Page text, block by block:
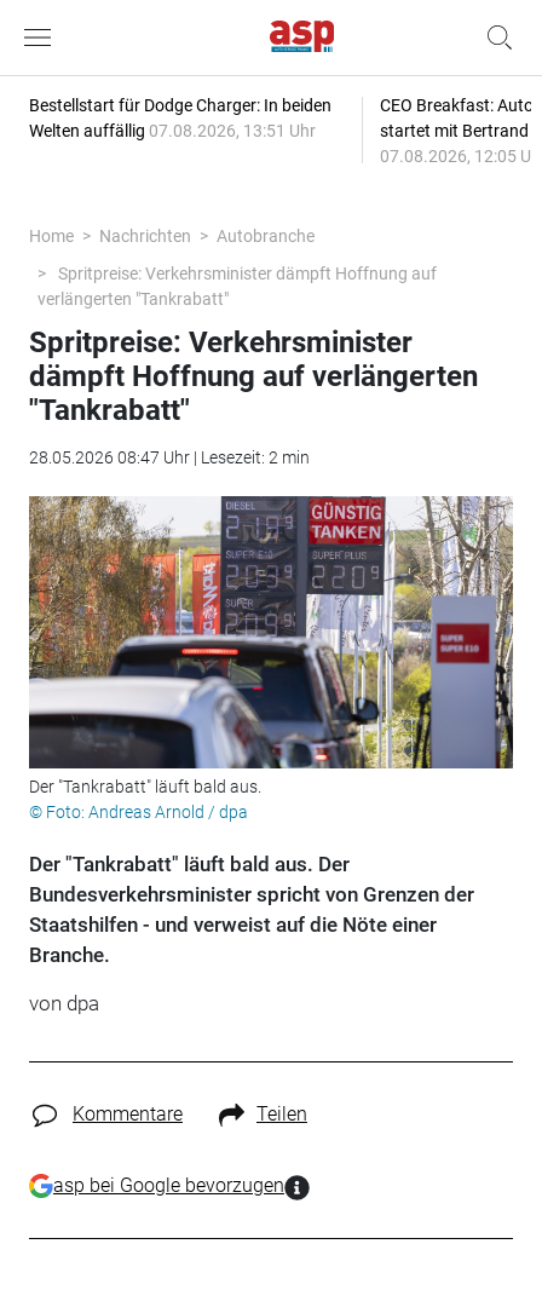
Bestellstart für Dodge Charger: In beiden
Welten auffällig 07.08.2026, 13:51 Uhr
CEO Breakfast:
startet mit Bertrand
07.08.2026, 12:05
Home Nachrichten
Autobranche
Spritpreise: Verkehrsminister dämpft Hoffnung auf
verlängerten "Tankrabatt"
Spritpreise: Verkehrsminister
dämpft Hoffnung auf verlängerten
"Tankrabatt"
28.05.2026 08:47 Uhr | Lesezeit: 2 min
Der "Tankrabatt" läuft bald aus.
© Foto: Andreas Arnold / dpa
Der "Tankrabatt" läuft bald aus. Der
Bundesverkehrsminister spricht von Grenzen der
Staatshilfen - und verweist auf die Nöte einer
Branche.
von dpa
Kommentare Teilen
asp bei Google bevorzugen